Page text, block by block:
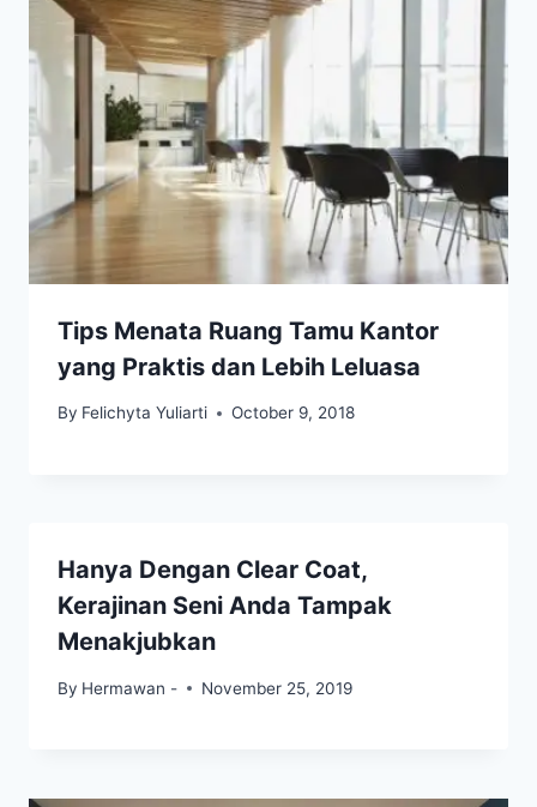
Tips Menata Ruang Tamu Kantor
yang Praktis dan Lebih Leluasa
By Felichyta Yuliarti October 9, 2018
Hanya Dengan Clear Coat,
Kerajinan Seni Anda Tampak
Menakjubkan
By Hermawan - November 25, 2019